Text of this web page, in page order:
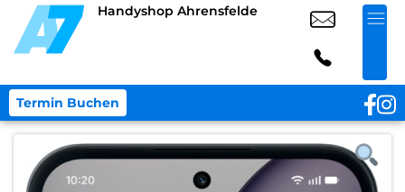
Handyshop Ahrensfelde
Termin Buchen